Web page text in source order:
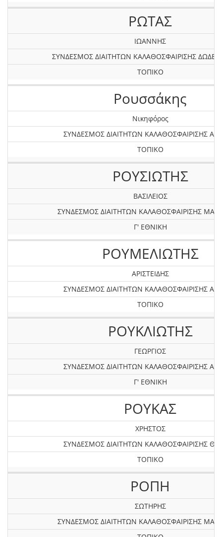
ΡΩΤΑΣ
ΙΩΑΝΝΗΣ
ΣΥΝΔΕΣΜΟΣ ΔΙΑΙΤΗΤΩΝ ΚΑΛΑΘΟΣΦΑΙΡΙΣΗΣ
ΤΟΠΙΚΟ
Ρουσσάκης
Νικηφόρος
ΣΥΝΔΕΣΜΟΣ ΔΙΑΙΤΗΤΩΝ ΚΑΛΑΘΟΣΦΑΙΡΙΣΗΣ
ΤΟΠΙΚΟ
ΡΟΥΣΙΩΤΗΣ
ΒΑΣΙΛΕΙΟΣ
ΣΥΝΔΕΣΜΟΣ ΔΙΑΙΤΗΤΩΝ ΚΑΛΑΘΟΣΦΑΙΡΙΣΗΣ
Γ' ΕΘΝΙΚΗ
ΡΟΥΜΕΛΙΩΤΗΣ
ΑΡΙΣΤΕΙΔΗΣ
ΣΥΝΔΕΣΜΟΣ ΔΙΑΙΤΗΤΩΝ ΚΑΛΑΘΟΣΦΑΙΡΙΣΗΣ
ΤΟΠΙΚΟ
ΡΟΥΚΛΙΩΤΗΣ
ΓΕΩΡΓΙΟΣ
ΣΥΝΔΕΣΜΟΣ ΔΙΑΙΤΗΤΩΝ ΚΑΛΑΘΟΣΦΑΙΡΙΣΗΣ
Γ' ΕΘΝΙΚΗ
ΡΟΥΚΑΣ
ΧΡΗΣΤΟΣ
ΣΥΝΔΕΣΜΟΣ ΔΙΑΙΤΗΤΩΝ ΚΑΛΑΘΟΣΦΑΙΡΙΣΗΣ
ΤΟΠΙΚΟ
ΡΟΠΗ
ΣΩΤΗΡΗΣ
ΣΥΝΔΕΣΜΟΣ ΔΙΑΙΤΗΤΩΝ ΚΑΛΑΘΟΣΦΑΙΡΙΣΗΣ